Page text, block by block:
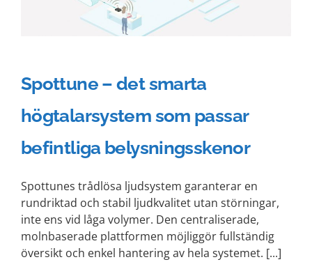
Spottune – det smarta
högtalarsystem som passar
befintliga belysningsskenor
Spottunes trådlösa ljudsystem garanterar en
rundriktad och stabil ljudkvalitet utan störningar,
inte ens vid låga volymer. Den centraliserade,
molnbaserade plattformen möjliggör fullständig
översikt och enkel hantering av hela systemet. [...]